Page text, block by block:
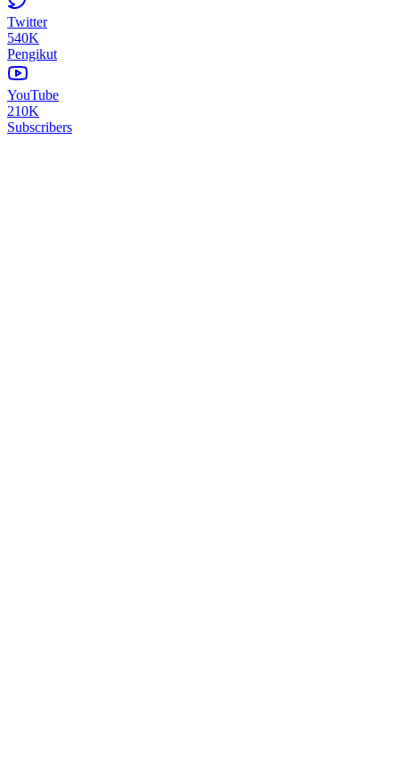
Twitter
540K
Pengikut
YouTube
210K
Subscribers